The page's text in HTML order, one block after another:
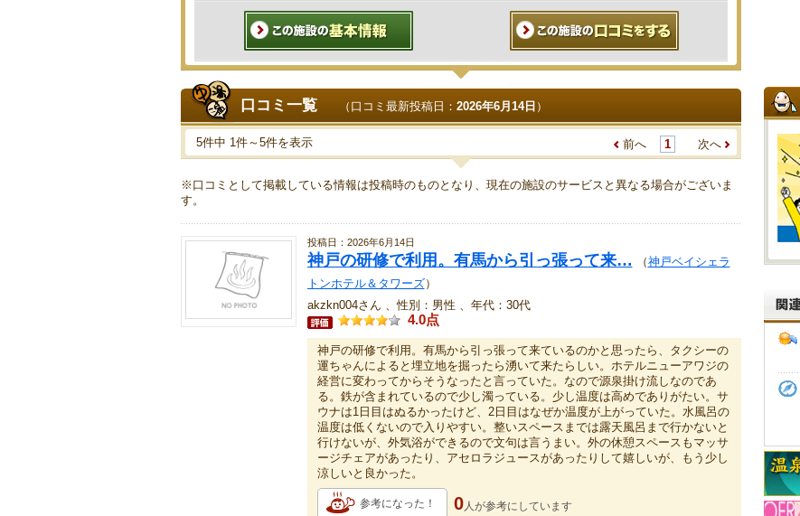
口コミ一覧 （口コミ最新投稿日： 2026年6月14日 ）
5件中 1件～5件を表示 前へ 1 次へ
※口コミとして掲載している情報は投稿時のものとなり、現在の施設のサービスと異なる場合がございま
す。
投稿日：2026年6月14日
神戸の研修で利用。有馬から引っ張って来… （神戸ベイシェラ
トンホテル＆タワーズ）
akzkn004さん 、性別：男性 、年代：30代
4.0点
神戸の研修で利用。有馬から引っ張って来ているのかと思ったら、タクシーの
運ちゃんによると埋立地を掘ったら湧いて来たらしい。ホテルニューアワジの
経営に変わってからそうなったと言っていた。なので源泉掛け流しなのであ
る。鉄が含まれているので少し濁っている。少し温度は高めでありがたい。サ
ウナは1日目はぬるかったけど、2日目はなぜか温度が上がっていた。水風呂の
温度は低くないので入りやすい。整いスペースまでは露天風呂まで行かないと
行けないが、外気浴ができるので文句は言うまい。外の休憩スペースもマッサ
ージチェアがあったり、アセロラジュースがあったりして嬉しいが、もう少し
涼しいと良かった。
参考になった！ 0人が参考にしています